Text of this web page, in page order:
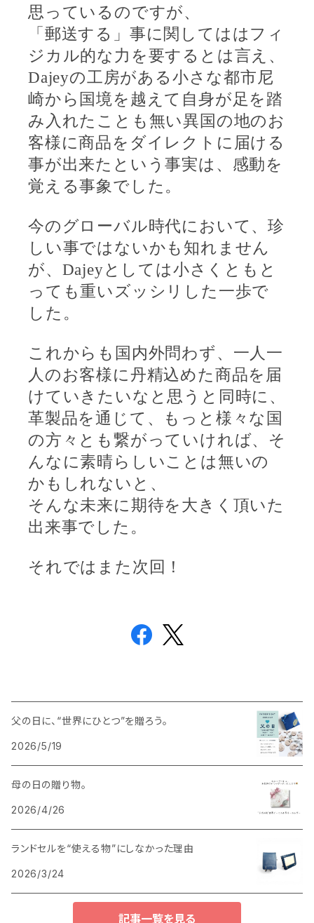
思っているのですが、
「郵送する」事に関してははフィ
ジカル的な力を要するとは言え、
Dajeyの工房がある小さな都市尼
崎から国境を越えて自身が足を踏
み入れたことも無い異国の地のお
客様に商品をダイレクトに届ける
事が出来たという事実は、感動を
覚える事象でした。
今のグローバル時代において、珍
しい事ではないかも知れません
が、 Dajey としては小さくともと
っても重いズッシリした一歩で
した。
これからも国内外問わず、一人一
人のお客様に丹精込めた商品を届
けていきたいなと思うと同時に、
革製品を通じて、もっと様々な国
の方々とも繋がっていければ、そ
んなに素晴らしいことは無いの
かもしれないと、
そんな未来に期待を大きく頂いた
出来事でした。
それではまた次回！
父の日に、“世界にひとつ”を贈ろう。
2026/5/19
母の日の贈り物。
2026/4/26
ランドセルを“使える物”にしなかった理由
2026/3/24
記事一覧を見る